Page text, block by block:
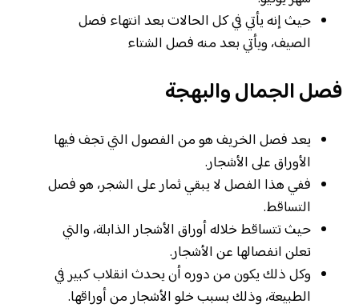
حيث إنه يأتي في كل الحالات بعد انتهاء فصل
الصيف، ويأتي بعد منه فصل الشتاء
فصل الجمال والبهجة
يعد فصل الخريف هو من الفصول التي تجف فيها
الأوراق على الأشجار.
ففي هذا الفصل لا يبقي ثمار على الشجر، هو فصل
التساقط.
حيث تتساقط خلاله أوراق الأشجار الذابلة، والتي
تعلن انفصالها عن الأشجار.
وكل ذلك يكون من دوره أن يحدث انقلاب كبير في
الطبيعة، وذلك بسبب خلو الأشجار من أوراقها.